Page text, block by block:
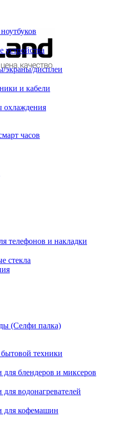
устройства
экраны/дисплеи
и кабели
охлаждения
часов
телефонов и накладки
стекла
(Селфи палка)
бытовой техники
для блендеров и миксеров
для водонагревателей
для кофемашин